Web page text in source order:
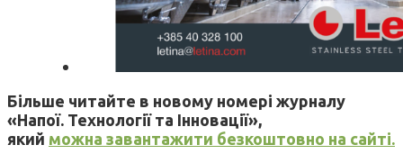
Більше читайте в новому номері журналу
«Напої. Технології та Інновації»,
який можна завантажити безкоштовно на сайті.